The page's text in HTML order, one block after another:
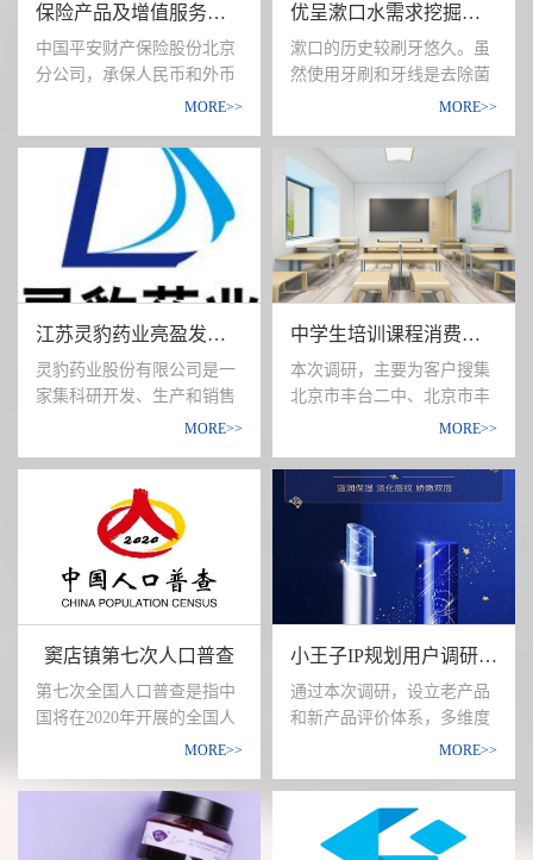
究可有效识别风险点。本次
调研主要针对温泉项目，了
解温泉旅游消费者和潜在消
度。
保险产品及增值服务需求调研
中国平安财产保险股份北京
分公司，承保人民币和外币
的各种财产保险业务，包括
信用保险等保险业务；办理
上述业务的再保险业务；办
理各种法定财产保险业务；
办理短期健康保险和意外伤
害保险业务；代理国内外保
险机构检验、理赔、追偿及
照有关法律法规从事资金运
用业务；经中国保监会批准
的其他业务。为个人客户和
游保险、家财险、意外保险
MORE>>
优呈漱口水需求挖掘及产品测试
漱口的历史较刷牙悠久。虽
然使用牙刷和牙线是去除菌
斑的有效措施，但是菌斑控
且乏味、费时，特别对身心
残疾的患者难以完成，缺乏
动机的人也难采用。对这部
分人来说漱口水可能是一种
理想的代替方法。实践证
明，漱口水使用起来很方
既适合在家中进行日常的口
腔护理，又适合工作、出差
时使用。特别是追求高品质
短时间内达到该效果。
MORE>>
江苏灵豹药业亮盈发用洗剂消费者研究
灵豹药业股份有限公司是一
家集科研开发、生产和销售
于一体的药品专业公司。公
面积8000余平方米，并于
2004年6月15日正式建成投
产。并同期通过药品GMP认
MORE>>
中学生培训课程消费者需求调研
本次调研，主要为客户搜集
北京市丰台二中、北京市丰
台八中、北京第十四中学、
宣武外国语实验学校等其他
中学附近家长对中学生培训
班的知名度、需求度、认可
与接收程度，可承受收费情
况等内容进行调研。
MORE>>
窦店镇第七次人口普查
第七次全国人口普查是指中
国将在2020年开展的全国人
口普查，普查标准时点是
查人口出生变动情况以及房
屋情况。普查对象是普查标
准时点在中华人民共和国境
MORE>>
小王子IP规划用户调研需求
通过本次调研，设立老产品
和新产品评价体系，多维度
了解消费者对老产品的满意
消费者品牌偏好，并挖掘客
户对阿芙、小王子品牌的认
知、印象和评价以及传播主
MORE>>